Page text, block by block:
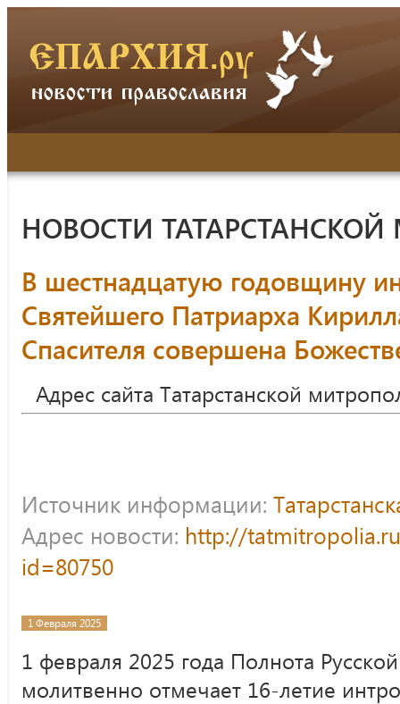
НОВОСТИ
В шестнадцатую годовщину
Святейшего Патриарха
Спасителя совершена
Адрес сайта Татарстанской
Источник информации:
Адрес новости: http://
id=80750
1 Февраля 2025
1 февраля 2025 года Полнота
молитвенно отмечает 16-летие